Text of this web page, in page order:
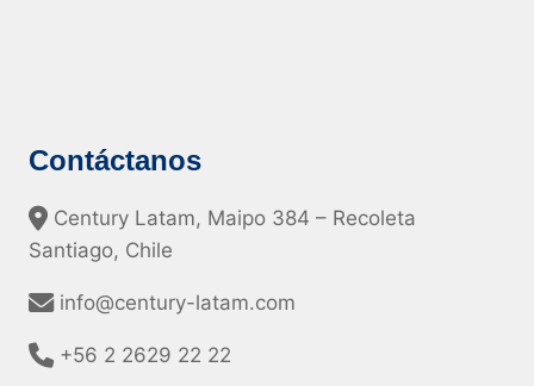
Contáctanos
Century Latam, Maipo 384 – Recoleta
Santiago, Chile
info@century-latam.com
+56 2 2629 22 22